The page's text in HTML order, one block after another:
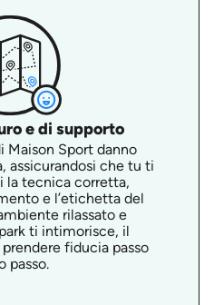
e di supporto
Maison Sport danno
assicurandosi che tu ti
la tecnica corretta,
e l’etichetta del
rilassato e
ti intimorisce, il
fiducia passo
passo.